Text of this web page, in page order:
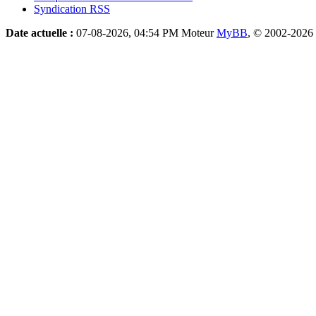
Syndication RSS
Date actuelle : 07-08-2026, 04:54 PM MoteurMyBB, © 2002-2026